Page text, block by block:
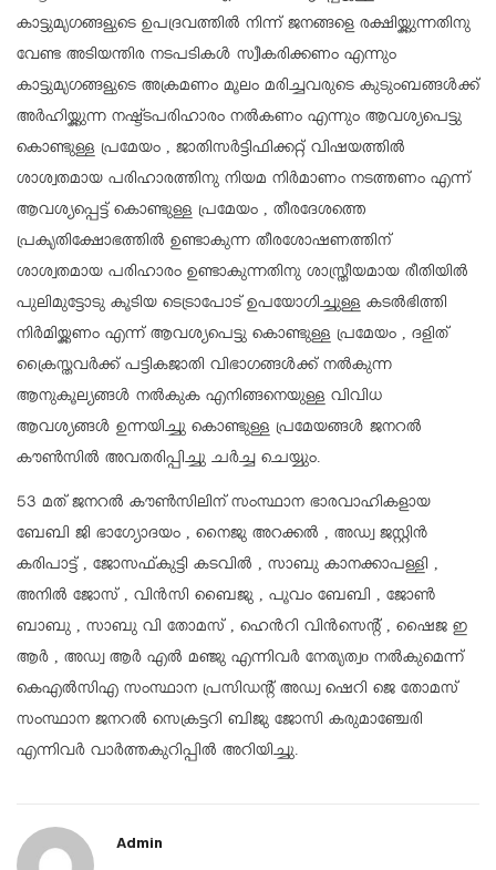
കാട്ടുമൃഗങ്ങളുടെ ഉപദ്രവത്തിൽ നിന്ന് ജനങ്ങളെ രക്ഷിയ്ക്കുന്നതിനു
വേണ്ട അടിയന്തിര നടപടികൾ സ്വീകരിക്കണം എന്നും
കാട്ടുമൃഗങ്ങളുടെ അക്രമണം മൂലം മരിച്ചവരുടെ കുടുംബങ്ങൾക്ക്
അർഹിയ്ക്കുന്ന നഷ്ട്ടപരിഹാരം നൽകണം എന്നും ആവശ്യപെട്ടു
കൊണ്ടുള്ള പ്രമേയം , ജാതിസർട്ടിഫിക്കറ്റ് വിഷയത്തിൽ
ശാശ്വതമായ പരിഹാരത്തിനു നിയമ നിർമാണം നടത്തണം എന്ന്
ആവശ്യപ്പെട്ട് കൊണ്ടുള്ള പ്രമേയം , തീരദേശത്തെ
പ്രകൃതിക്ഷോഭത്തിൽ ഉണ്ടാകുന്ന തീരശോഷണത്തിന്
ശാശ്വതമായ പരിഹാരം ഉണ്ടാകുന്നതിനു ശാസ്ത്രീയമായ രീതിയിൽ
പുലിമുട്ടോടു കൂടിയ ടെട്രാപോട് ഉപയോഗിച്ചുള്ള കടൽഭിത്തി
നിർമിയ്ക്കണം എന്ന് ആവശ്യപെട്ടു കൊണ്ടുള്ള പ്രമേയം , ദളിത്
ക്രൈസ്തവർക്ക് പട്ടികജാതി വിഭാഗങ്ങൾക്ക് നൽകുന്ന
ആനുകൂല്യങ്ങൾ നൽകുക എനിങ്ങനെയുള്ള വിവിധ
ആവശ്യങ്ങൾ ഉന്നയിച്ചു കൊണ്ടുള്ള പ്രമേയങ്ങൾ ജനറൽ
കൗൺസിൽ അവതരിപ്പിച്ചു ചർച്ച ചെയ്യും.
53 മത് ജനറൽ കൗൺസിലിന് സംസ്ഥാന ഭാരവാഹികളായ
ബേബി ജി ഭാഗ്യോദയം , നൈജു അറക്കൽ , അഡ്വ ജസ്റ്റിൻ
കരിപാട്ട് , ജോസഫ്കുട്ടി കടവിൽ , സാബു കാനക്കാപള്ളി ,
അനിൽ ജോസ് , വിൻസി ബൈജു , പൂവം ബേബി , ജോൺ
ബാബു , സാബു വി തോമസ് , ഹെൻറി വിൻസെന്റ് , ഷൈജ ഇ
ആർ , അഡ്വ ആർ എൽ മഞ്ജു എന്നിവർ നേതൃത്വo നൽകുമെന്ന്
കെഎൽസിഎ സംസ്ഥാന പ്രസിഡന്റ്‌ അഡ്വ ഷെറി ജെ തോമസ്
സംസ്ഥാന ജനറൽ സെക്രട്ടറി ബിജു ജോസി കരുമാഞ്ചേരി
എന്നിവർ വാർത്തകുറിപ്പിൽ അറിയിച്ചു.
Admin